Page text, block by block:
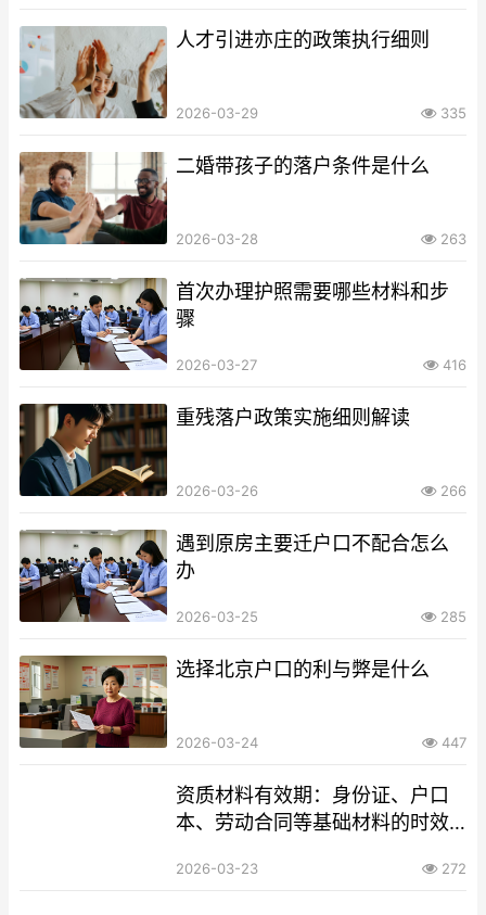
人才引进亦庄的政策执行细则
2026-03-29 335
二婚带孩子的落户条件是什么
2026-03-28 263
首次办理护照需要哪些材料和步
骤
2026-03-27 416
重残落户政策实施细则解读
2026-03-26 266
遇到原房主要迁户口不配合怎么
办
2026-03-25 285
选择北京户口的利与弊是什么
2026-03-24 447
资质材料有效期：身份证、户口
本、劳动合同等基础材料的时效
2026-03-23 272